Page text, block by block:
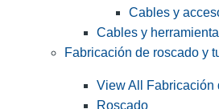
Cables y
Cables y
Fabricación de roscado y
View All Fabricación
Roscado